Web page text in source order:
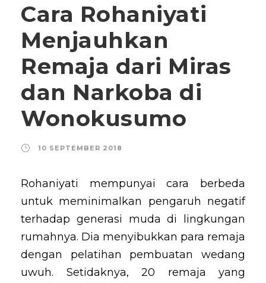
Cara Rohaniyati
Menjauhkan
Remaja dari Miras
dan Narkoba di
Wonokusumo
10 SEPTEMBER 2018
Rohaniyati mempunyai cara berbeda
untuk meminimalkan pengaruh negatif
terhadap generasi muda di lingkungan
rumahnya. Dia menyibukkan para remaja
dengan pelatihan pembuatan wedang
uwuh. Setidaknya, 20 remaja yang